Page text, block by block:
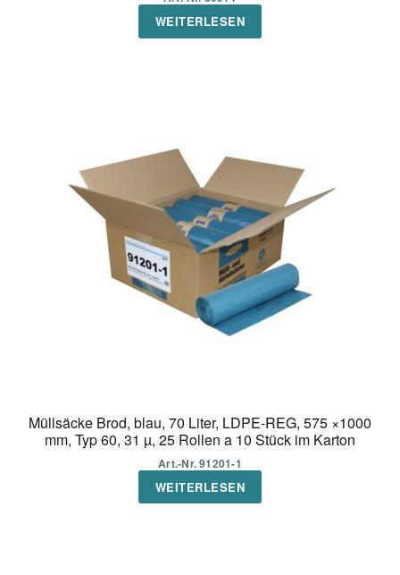
WEITERLESEN
Müllsäcke Brod, blau, 70 Liter, LDPE-REG, 575 ×1000
mm, Typ 60, 31 µ, 25 Rollen a 10 Stück im Karton
Art.-Nr. 91201-1
WEITERLESEN